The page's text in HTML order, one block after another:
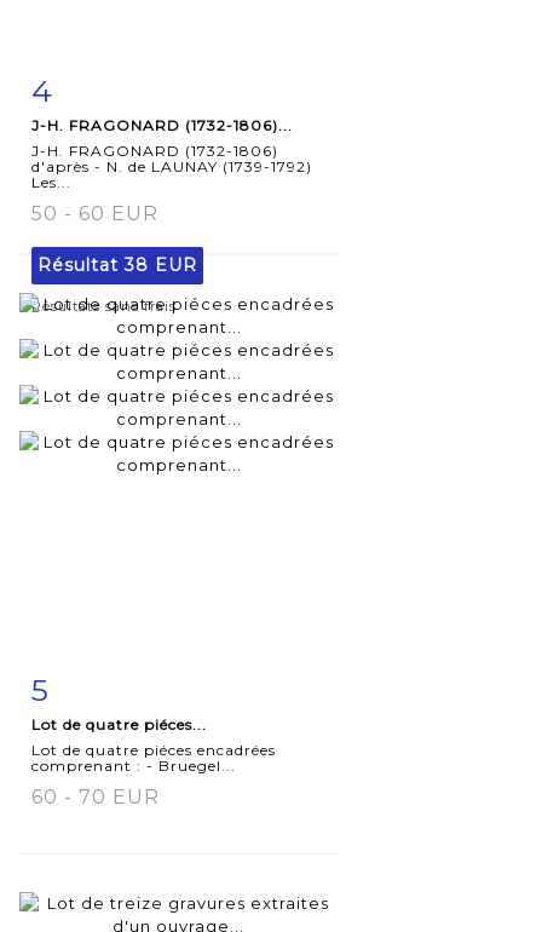
4
J-H. FRAGONARD (1732-1806)...
J-H. FRAGONARD (1732-1806)
d'après - N. de LAUNAY (1739-1792)
Les...
50 - 60 EUR
Résultat38 EUR
Résultats sans frais
détaillée
5
Lot de quatre piéces...
Lot de quatre piéces encadrées
comprenant : - Bruegel...
60 - 70 EUR